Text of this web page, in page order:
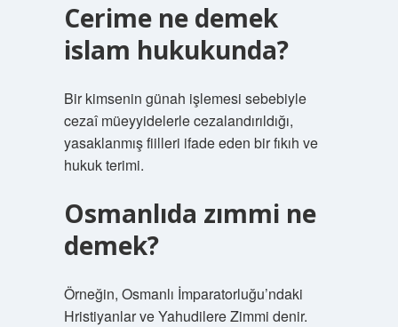
Cerime ne demek
islam hukukunda?
Bir kimsenin günah işlemesi sebebiyle
cezaî müeyyidelerle cezalandırıldığı,
yasaklanmış fiilleri ifade eden bir fıkıh ve
hukuk terimi.
Osmanlıda zımmi ne
demek?
Örneğin, Osmanlı İmparatorluğu’ndaki
Hristiyanlar ve Yahudilere Zimmi denir.